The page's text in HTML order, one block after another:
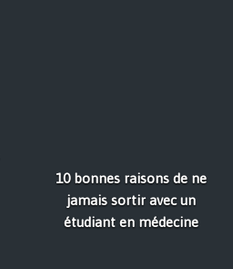
10 bonnes raisons de ne
jamais sortir avec un
étudiant en médecine